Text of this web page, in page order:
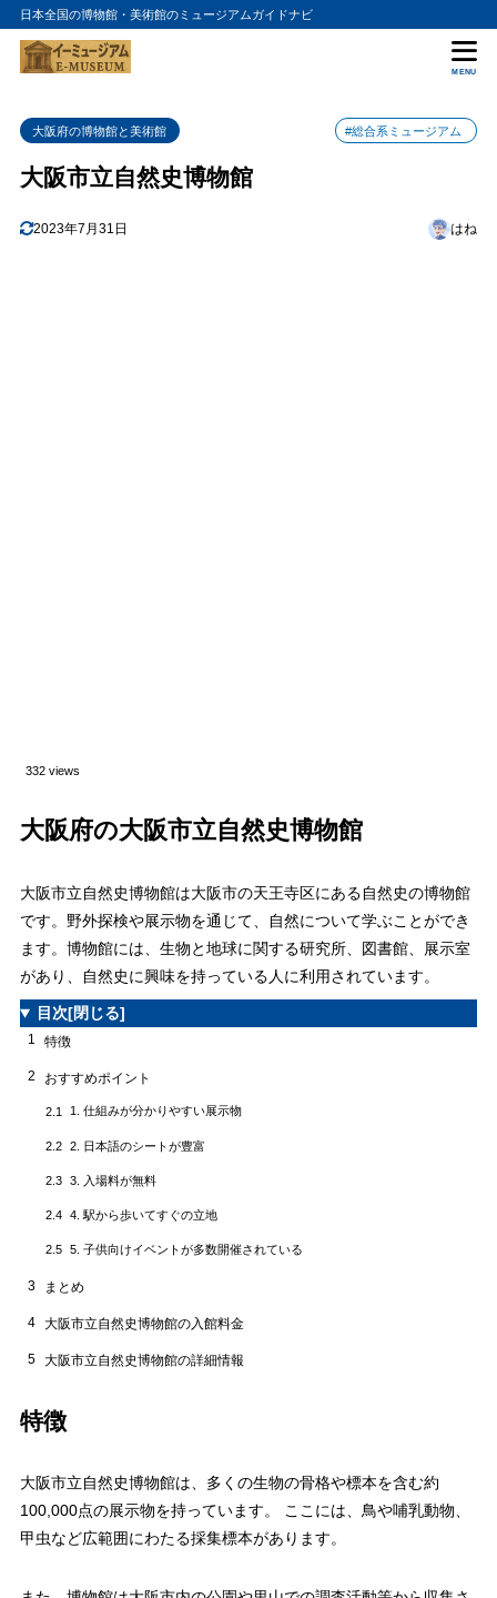
日本全国の博物館・美術館のミュージアムガイドナビ
MENU
大阪府の博物館と美術館 #総合系ミュージアム
大阪市立自然史博物館
2023年7月31日 はね
332 views
大阪府の大阪市立自然史博物館
大阪市立自然史博物館は大阪市の天王寺区にある自然史の博物館
です。野外探検や展示物を通じて、自然について学ぶことができ
ます。博物館には、生物と地球に関する研究所、図書館、展示室
があり、自然史に興味を持っている人に利用されています。
目次[閉じる]
1 特徴
2 おすすめポイント
2.1 1. 仕組みが分かりやすい展示物
2.2 2. 日本語のシートが豊富
2.3 3. 入場料が無料
2.4 4. 駅から歩いてすぐの立地
2.5 5. 子供向けイベントが多数開催されている
3 まとめ
4 大阪市立自然史博物館の入館料金
5 大阪市立自然史博物館の詳細情報
特徴
大阪市立自然史博物館は、多くの生物の骨格や標本を含む約
100,000点の展示物を持っています。 ここには、鳥や哺乳動物、
甲虫など広範囲にわたる採集標本があります。
目次
1 特徴
2.1 1. 仕組みが分かりやすい展示物
2.2 2. 日本語のシートが豊富